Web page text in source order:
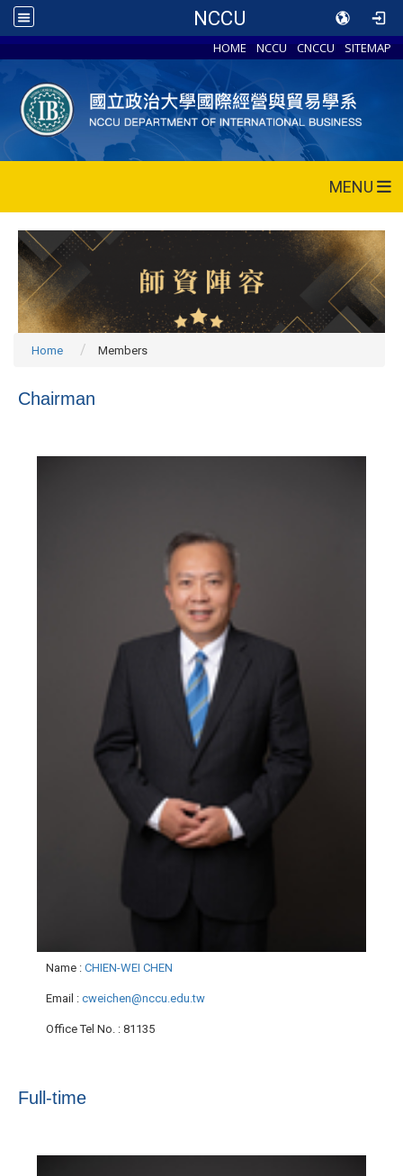
NCCU
HOME NCCU CNCCU SITEMAP
MENU
Home Members
Chairman
Name : CHIEN-WEI CHEN
Email : cweichen@nccu.edu.tw
Office Tel No. : 81135
Full-time